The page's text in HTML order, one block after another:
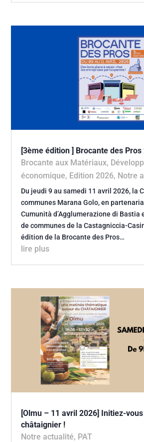
[3ème édition ] Brocante des Pros
Brocante aux Matériaux,
économique, Edition 2026, Notre
Du jeudi 9 au samedi 11 avril 2026, la
communes Marana Golo, en
Cumunità d’Agglumerazione di Bastia
de communes de la Castagniccia-
édition de la Brocante des Pros…
lire plus
[Olmu – 11 avril 2026] Initiez-
châtaignier !
Notre actualité, PAT